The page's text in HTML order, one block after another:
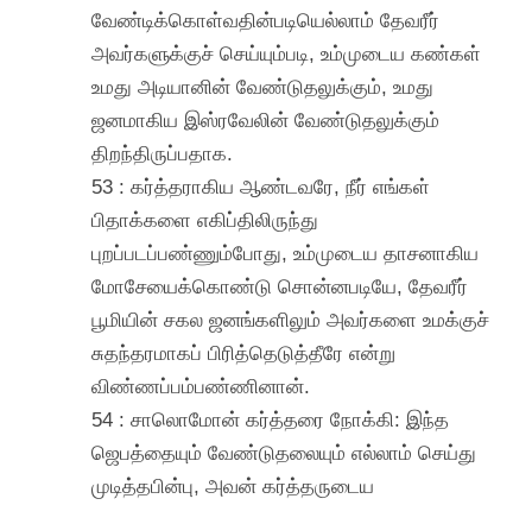
வேண்டிக்கொள்வதின்படியெல்லாம் தேவரீர்
அவர்களுக்குச் செய்யும்படி, உம்முடைய கண்கள்
உமது அடியானின் வேண்டுதலுக்கும், உமது
ஜனமாகிய இஸ்ரவேலின் வேண்டுதலுக்கும்
திறந்திருப்பதாக.
53 : கர்த்தராகிய ஆண்டவரே, நீர் எங்கள்
பிதாக்களை எகிப்திலிருந்து
புறப்படப்பண்ணும்போது, உம்முடைய தாசனாகிய
மோசேயைக்கொண்டு சொன்னபடியே, தேவரீர்
பூமியின் சகல ஜனங்களிலும் அவர்களை உமக்குச்
சுதந்தரமாகப் பிரித்தெடுத்தீரே என்று
விண்ணப்பம்பண்ணினான்.
54 : சாலொமோன் கர்த்தரை நோக்கி: இந்த
ஜெபத்தையும் வேண்டுதலையும் எல்லாம் செய்து
முடித்தபின்பு, அவன் கர்த்தருடைய